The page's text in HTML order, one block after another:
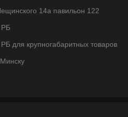
14а павильон 122
РБ
для крупногабаритных товаров